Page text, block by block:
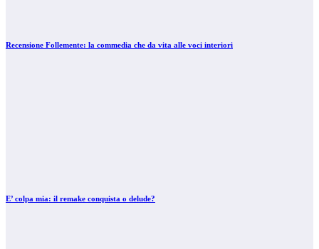
Recensione Follemente: la commedia che da vita alle voci interiori
E’ colpa mia: il remake conquista o delude?